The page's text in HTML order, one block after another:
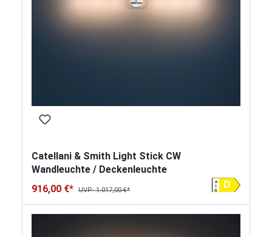
Catellani & Smith Light Stick CW
Wandleuchte / Deckenleuchte
916,00 €*
UVP: 1.017,00 €*
D
A
G